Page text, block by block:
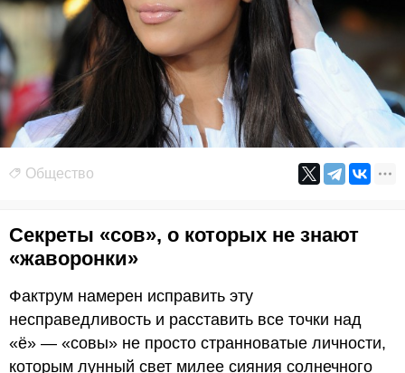
Общество
Секреты «сов», о которых не знают
«жаворонки»
Фактрум намерен исправить эту
несправедливость и расставить все точки над
«ё» — «совы» не просто странноватые личности,
которым лунный свет милее сияния солнечного